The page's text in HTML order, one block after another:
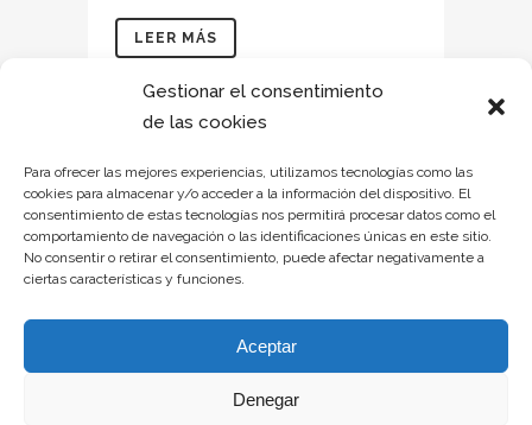
Gestionar el consentimiento
de las cookies
Para ofrecer las mejores experiencias, utilizamos tecnologías como las
cookies para almacenar y/o acceder a la información del dispositivo. El
consentimiento de estas tecnologías nos permitirá procesar datos como el
comportamiento de navegación o las identificaciones únicas en este sitio.
No consentir o retirar el consentimiento, puede afectar negativamente a
ciertas características y funciones.
Aceptar
Denegar
LEER MÁS